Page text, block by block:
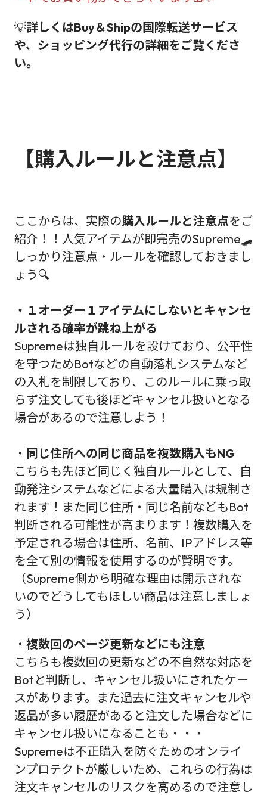
💡詳しくはBuy＆Shipの国際転送サービス
や、ショッピング代行の詳細をご覧くださ
い。
【購入ルールと注意点】
ここからは、実際の購入ルールと注意点をご
紹介！！人気アイテムが即完売のSupreme🛹
しっかり注意点・ルールを確認しておきまし
ょう🔍
・１オーダー１アイテムにしないとキャンセ
ルされる確率が跳ね上がる
Supremeは独自ルールを設けており、公平性
を守つためBotなどの自動落札システムなど
の入札を制限しており、このルールに乗っ取
らず注文しても後ほどキャンセル扱いとなる
場合があるので注意しよう！
・ 同じ住所への同じ商品を複数購入もNG
こちらも先ほど同じく独自ルールとして、自
動発注システムなどによる大量購入は規制さ
れます！また同じ住所・同じ名前などもBot
判断される可能性が高まります！複数購入を
予定される場合は住所、名前、IPアドレス等
を全て別の情報を使用するのが賢明です。
（Supreme側から明確な理由は開示されな
いのでどうしてもほしい商品は注意しましょ
う）
・ 複数回のページ更新などにも注意
こちらも複数回の更新などの不自然な対応を
Botと判断し、キャンセル扱いにされたケー
スがあります。また過去に注文キャンセルや
返品が多い履歴があると注文した場合などに
キャンセル扱いになることも・・・
Supremeは不正購入を防ぐためのオンライ
ンプロテクトが厳しいため、これらの行為は
注文キャンセルのリスクを高めるので注意し